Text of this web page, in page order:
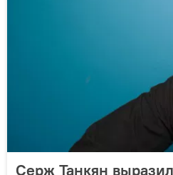
Серж Танкян